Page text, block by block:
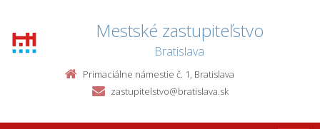
Mestské zastupiteľstvo
Bratislava
Primaciálne námestie č. 1, Bratislava
zastupitelstvo@bratislava.sk